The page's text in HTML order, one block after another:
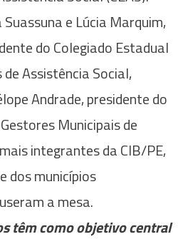
e Lúcia Marquim,
do Colegiado Estadual
Assistência Social,
Andrade, presidente do
Municipais de
integrantes da CIB/PE,
dos municípios
a mesa.
têm como objetivo central